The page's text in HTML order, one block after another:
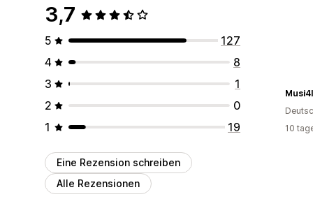
3,7
5
127
4
8
3
1
2
0
1
19
Eine Rezension schreiben
Alle Rezensionen
10